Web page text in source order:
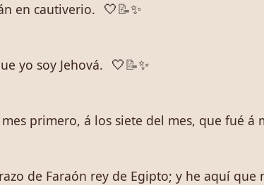
en cautiverio.
🤍 📝✨
yo soy Jehová. 🤍 📝✨
primero, á los siete del mes, que fué á
de Faraón rey de Egipto; y he aquí